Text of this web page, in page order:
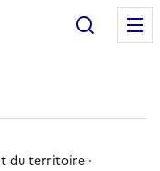
du territoire ·